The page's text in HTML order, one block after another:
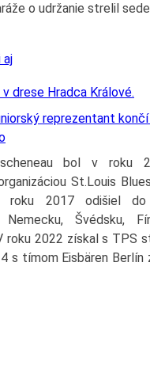
o udržanie strelil
aj
reprezentant
bol v roku
St.Louis
roku 2017 odišiel
Nemecku, Švédsku,
roku 2022 získal s TPS
s tímom Eisbären